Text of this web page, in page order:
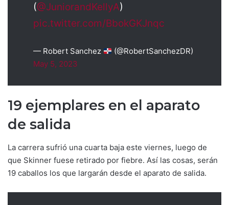
(@JuniorandKellyA)
pic.twitter.com/BbokGKJnqc
— Robert Sanchez
(@RobertSanchezDR)
May 5, 2023
19 ejemplares en el aparato
de salida
La carrera sufrió una cuarta baja este viernes, luego de
que Skinner fuese retirado por fiebre. Así las cosas, serán
19 caballos los que largarán desde el aparato de salida.